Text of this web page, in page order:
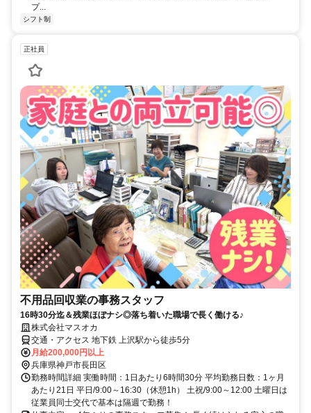
プ...
シフト制
正社員
不用品回収業の事務スタッフ
16時30分迄＆残業ほぼナシ◎落ち着いた職場で長く働ける♪
株式会社マスオカ
交通・アクセス 地下鉄 上沢駅から徒歩5分
月給200,000円以上
兵庫県神戸市長田区
勤務時間詳細 実働時間：1日あたり6時間30分 平均勤務日数：1ヶ月
あたり21日 平日/9:00～16:30（休憩1h） 土祝/9:00～12:00 土曜日は
従業員同士交代で基本は隔週で勤務！